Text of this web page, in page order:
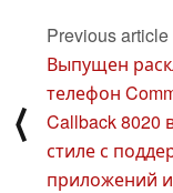
⟨
Previous article
Выпущен
телефон
Callback 8020
стиле с
приложений